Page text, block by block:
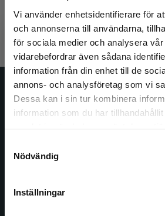
Vi använder enhetsidentifierare för
och annonserna till användarna,
för sociala medier och analysera
vidarebefordrar även sådana
information från din enhet till de
annons- och analysföretag som vi
Dessa kan i sin tur kombinera
information som du har
Nödvändig
Inställningar
Begränsad
Det verkar som att du besöker
studentlitteratur.se via en
Vi erbjuder inte leveranser
att kunna slutföra ett köp måste
331 krinkl. moms
Exkl. moms: 312 kr
Studentlitteratur
facklitteratur, utbildningar och digitala
informationstjänster i utbudet, finns